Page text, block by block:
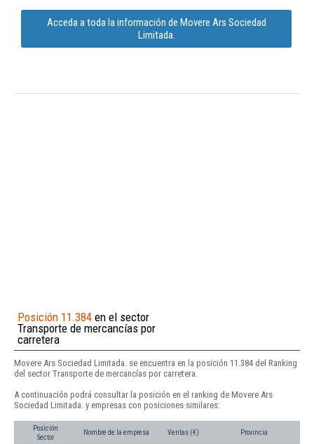
Acceda a toda la información de Movere Ars Sociedad
Limitada.
Posición 11.384 en el sector
Transporte de mercancías por
carretera
Movere Ars Sociedad Limitada. se encuentra en la posición 11.384 del Ranking
del sector Transporte de mercancías por carretera.
A continuación podrá consultar la posición en el ranking de Movere Ars
Sociedad Limitada. y empresas con posiciones similares:
Posición
Sector
Nombre de la empresa Ventas (€) Provincia